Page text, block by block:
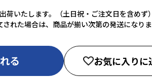
荷いたします。（土日祝・ご注文日を含めず）
れた場合は、商品が揃い次第の発送になりま
る お気に入りに